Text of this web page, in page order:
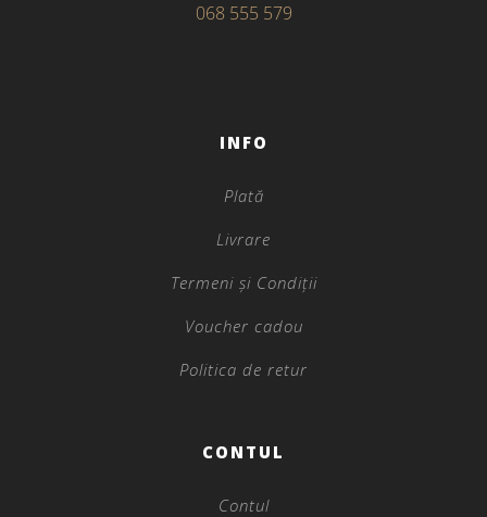
068 555 579
INFO
Plată
Livrare
Termeni și Condiții
Voucher cadou
Politica de retur
CONTUL
Contul